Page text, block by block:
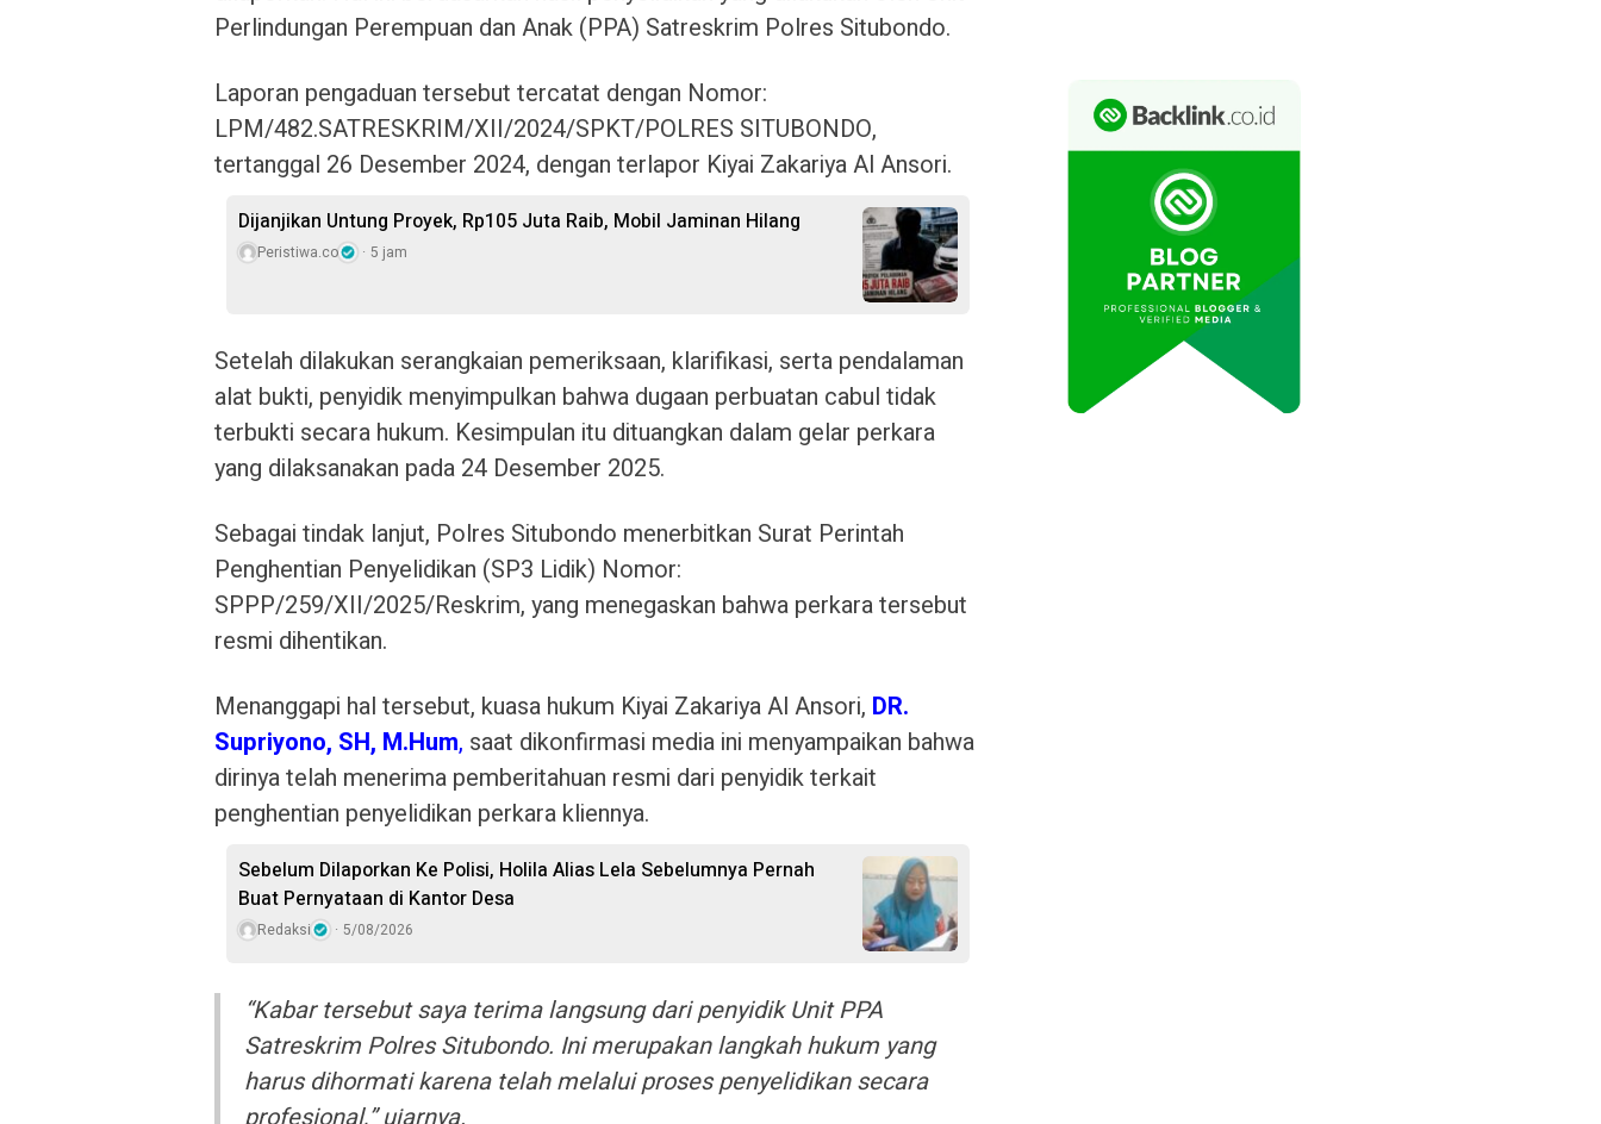
Perlindungan Perempuan dan Anak (PPA) Satreskrim Polres Situbondo.
Laporan pengaduan tersebut tercatat dengan Nomor:
LPM/482.SATRESKRIM/XII/2024/SPKT/POLRES SITUBONDO,
tertanggal 26 Desember 2024, dengan terlapor Kiyai Zakariya Al Ansori.
Dijanjikan Untung Proyek, Rp105 Juta Raib, Mobil Jaminan Hilang
Peristiwa.co 5 jam
Setelah dilakukan serangkaian pemeriksaan, klarifikasi, serta pendalaman
alat bukti, penyidik menyimpulkan bahwa dugaan perbuatan cabul tidak
terbukti secara hukum. Kesimpulan itu dituangkan dalam gelar perkara
yang dilaksanakan pada 24 Desember 2025.
Sebagai tindak lanjut, Polres Situbondo menerbitkan Surat Perintah
Penghentian Penyelidikan (SP3 Lidik) Nomor:
SPPP/259/XII/2025/Reskrim, yang menegaskan bahwa perkara tersebut
resmi dihentikan.
Menanggapi hal tersebut, kuasa hukum Kiyai Zakariya Al Ansori, DR.
Supriyono, SH, M.Hum, saat dikonfirmasi media ini menyampaikan bahwa
dirinya telah menerima pemberitahuan resmi dari penyidik terkait
penghentian penyelidikan perkara kliennya.
Sebelum Dilaporkan Ke Polisi, Holila Alias Lela Sebelumnya Pernah
Buat Pernyataan di Kantor Desa
Redaksi 5/08/2026
“Kabar tersebut saya terima langsung dari penyidik Unit PPA
Satreskrim Polres Situbondo. Ini merupakan langkah hukum yang
harus dihormati karena telah melalui proses penyelidikan secara